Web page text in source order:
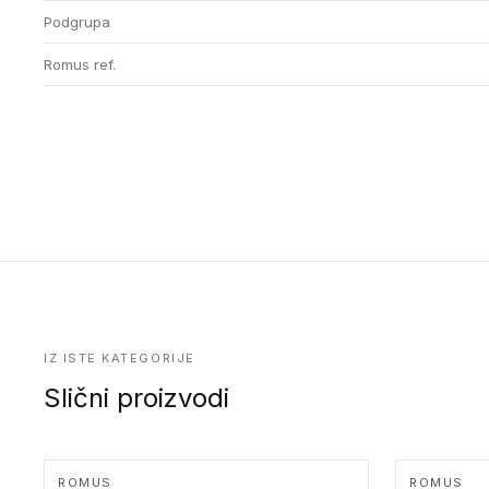
Podgrupa
Romus ref.
IZ ISTE KATEGORIJE
Slični proizvodi
ROMUS ROMUS